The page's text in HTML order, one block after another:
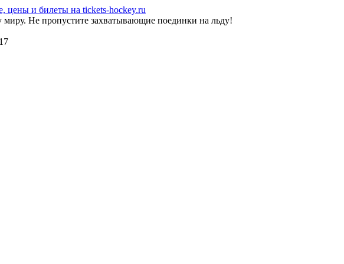
цены и билеты на tickets-hockey.ru
Не пропустите захватывающие поединки на льду!